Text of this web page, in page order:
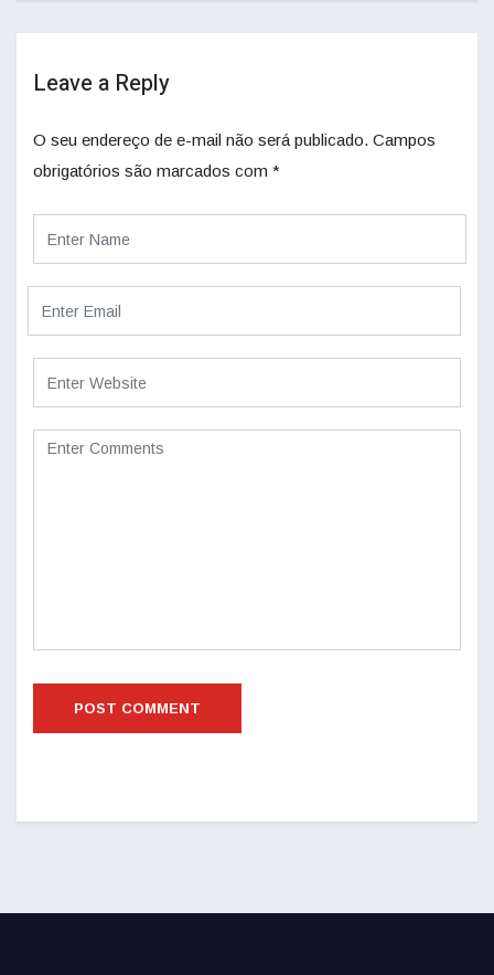
Leave a Reply
O seu endereço de e-mail não será publicado. Campos
obrigatórios são marcados com *